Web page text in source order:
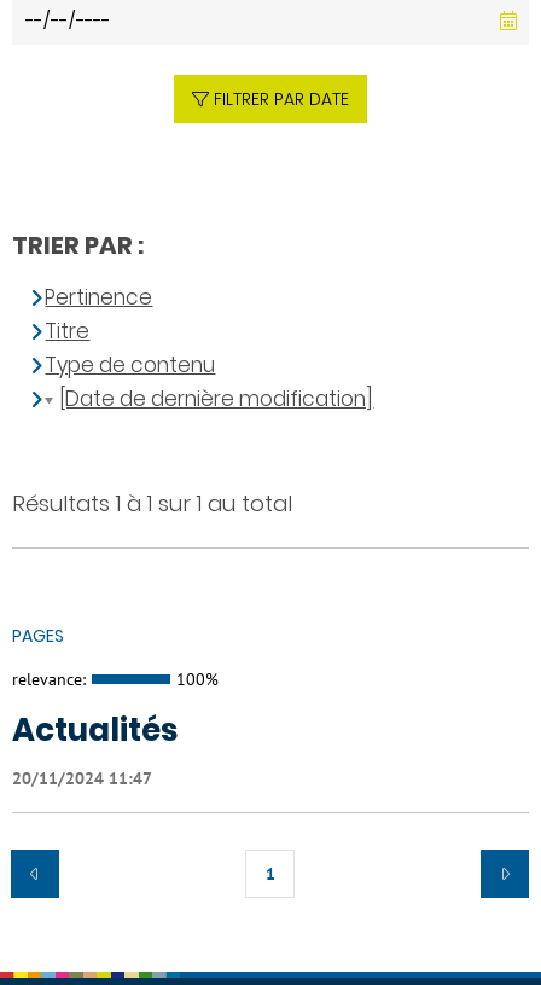
Résultats 1 à 1 sur 1 au total
PAGES
relevance: 100%
Actualités
20/11/2024 11:47
1
FILTRER PAR DATE
TRIER PAR :
Pertinence
Titre
Type de contenu
[Date de dernière modification]